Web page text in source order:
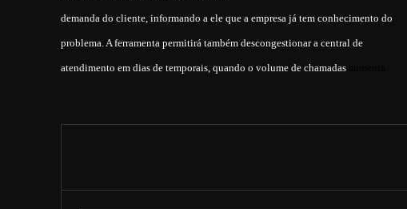
demanda do cliente, informando a ele que a empresa já tem conhecimento do
problema. A ferramenta permitirá também descongestionar a central de
atendimento em dias de temporais, quando o volume de chamadas